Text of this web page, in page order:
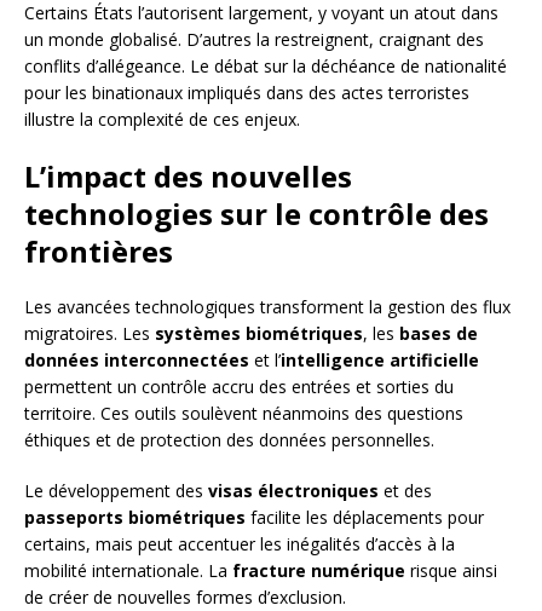
Certains États l’autorisent largement, y voyant un atout dans
un monde globalisé. D’autres la restreignent, craignant des
conflits d’allégeance. Le débat sur la déchéance de nationalité
pour les binationaux impliqués dans des actes terroristes
illustre la complexité de ces enjeux.
L’impact des nouvelles
technologies sur le contrôle des
frontières
Les avancées technologiques transforment la gestion des flux
migratoires. Les systèmes biométriques, les bases de
données interconnectées et l’intelligence artificielle
permettent un contrôle accru des entrées et sorties du
territoire. Ces outils soulèvent néanmoins des questions
éthiques et de protection des données personnelles.
Le développement des visas électroniques et des
passeports biométriques facilite les déplacements pour
certains, mais peut accentuer les inégalités d’accès à la
mobilité internationale. La fracture numérique risque ainsi
de créer de nouvelles formes d’exclusion.